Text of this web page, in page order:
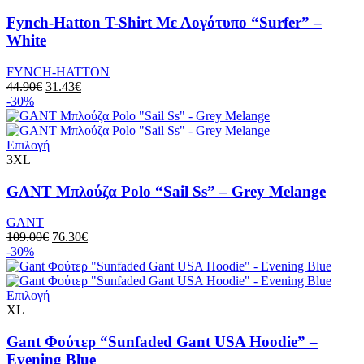
έχει
επιλογές
μπορούν
επιλεγούν
στη
σελίδα
Fynch-Hatton T-Shirt Με Λογότυπο “Surfer” –
White
FYNCH-HATTON
44.90€ Original
was:
44.90€.
31.43€Η
τιμή
είναι:
-30%
ΕπιλογήΑυτό
έχει
πολλαπλές
Οι
επιλογές
μπορούν
να
επιλεγούν
στη
του
προϊόντος
3XL
GANT Μπλούζα Polo “Sail Ss” – Grey Melange
GANT
109.00€ Original
was:
109.00€.
76.30€Η
τιμή
είναι:
-30%
ΕπιλογήΑυτό
έχει
πολλαπλές
XL
Gant Φούτερ “Sunfaded Gant USA Hoodie” –
Evening Blue